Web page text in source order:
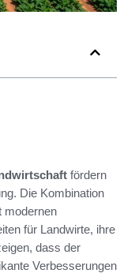
fördern
Die Kombination
modernen
für Landwirte, ihre
dass der
Verbesserungen